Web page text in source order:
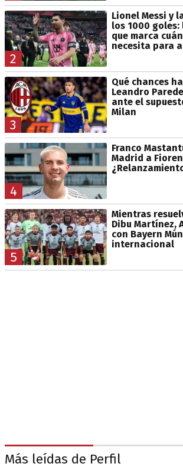
2
Lionel Messi y
los 1000
que marca
necesita para
3
Qué chances
Leandro
ante el
Milan
4
Franco
Madrid a
5
Mientras
Dibu Martínez,
con Bayern
internacional
Más leídas de Perfil